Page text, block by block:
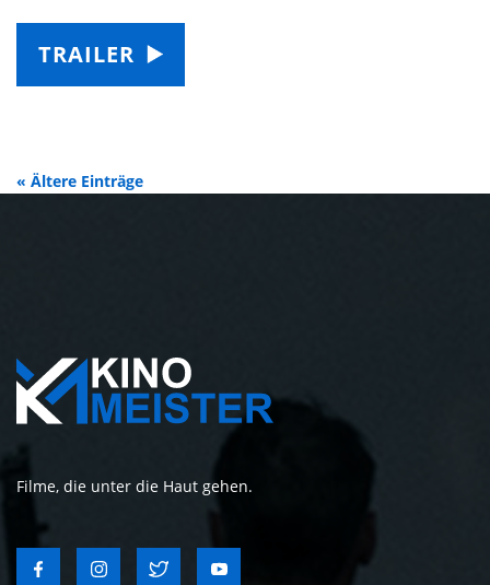
TRAILER
« Ältere Einträge
Filme, die unter die Haut gehen.